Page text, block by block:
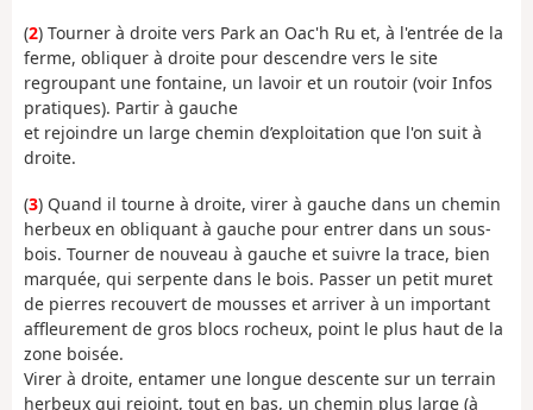
(2) Tourner à droite vers Park an Oac'h Ru et, à l'entrée de la
ferme, obliquer à droite pour descendre vers le site
regroupant une fontaine, un lavoir et un routoir (voir Infos
pratiques). Partir à gauche
et rejoindre un large chemin d’exploitation que l'on suit à
droite.
(3) Quand il tourne à droite, virer à gauche dans un chemin
herbeux en obliquant à gauche pour entrer dans un sous-
bois. Tourner de nouveau à gauche et suivre la trace, bien
marquée, qui serpente dans le bois. Passer un petit muret
de pierres recouvert de mousses et arriver à un important
affleurement de gros blocs rocheux, point le plus haut de la
zone boisée.
Virer à droite, entamer une longue descente sur un terrain
herbeux qui rejoint, tout en bas, un chemin plus large (à